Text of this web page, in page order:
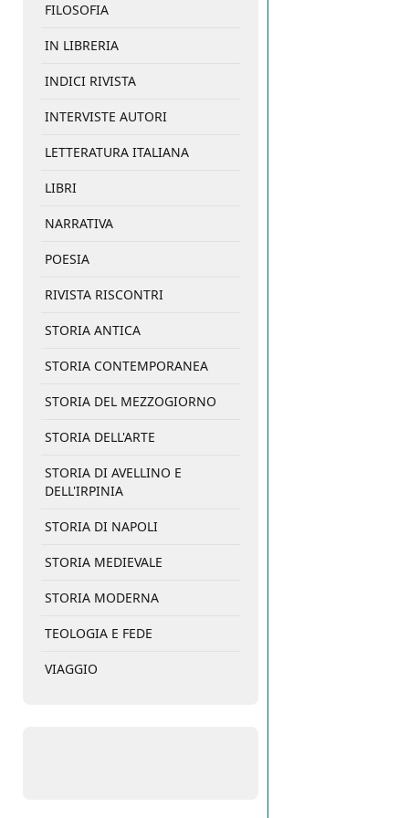
FILOSOFIA
IN LIBRERIA
INDICI RIVISTA
INTERVISTE AUTORI
LETTERATURA ITALIANA
LIBRI
NARRATIVA
POESIA
RIVISTA RISCONTRI
STORIA ANTICA
STORIA CONTEMPORANEA
STORIA DEL MEZZOGIORNO
STORIA DELL'ARTE
STORIA DI AVELLINO E
DELL'IRPINIA
STORIA DI NAPOLI
STORIA MEDIEVALE
STORIA MODERNA
TEOLOGIA E FEDE
VIAGGIO